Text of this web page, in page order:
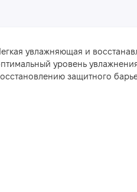
увлажняющая и
уровень
защитного